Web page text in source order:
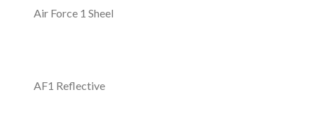
Air Force 1 Sheel
AF1 Reflective